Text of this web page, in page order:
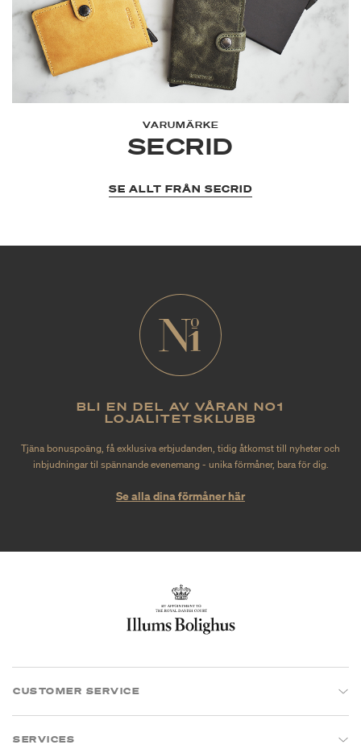
VARUMÄRKE
SECRID
SE ALLT FRÅN SECRID
BLI EN DEL AV VÅRAN NO1
LOJALITETSKLUBB
Tjäna bonuspoäng, få exklusiva erbjudanden, tidig åtkomst till nyheter och
inbjudningar til spännande evenemang - unika förmåner, bara för dig.
Se alla dina förmåner här
CUSTOMER SERVICE
SERVICES